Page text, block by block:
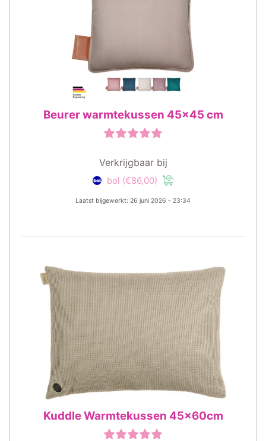
Beurer warmtekussen 45×45 cm
Verkrijgbaar bij
bol (€86,00)
Laatst bijgewerkt: 26 juni 2026 - 23:34
Kuddle Warmtekussen 45x60cm